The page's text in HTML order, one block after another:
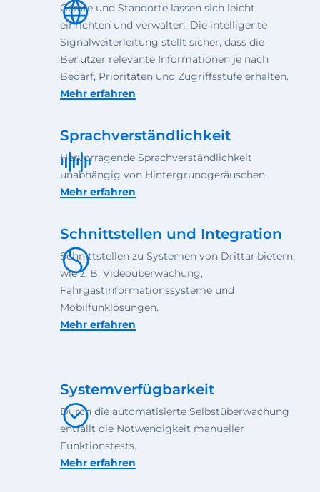
Geräte und Standorte lassen sich leicht
einrichten und verwalten. Die intelligente
Signalweiterleitung stellt sicher, dass die
Benutzer relevante Informationen je nach
Bedarf, Prioritäten und Zugriffsstufe erhalten.
Mehr erfahren
Sprachverständlichkeit
Hervorragende Sprachverständlichkeit
unabhängig von Hintergrundgeräuschen.
Mehr erfahren
Schnittstellen und Integration
Schnittstellen zu Systemen von Drittanbietern,
wie z. B. Videoüberwachung,
Fahrgastinformationssysteme und
Mobilfunklösungen.
Mehr erfahren
Systemverfügbarkeit
Durch die automatisierte Selbstüberwachung
entfällt die Notwendigkeit manueller
Funktionstests.
Mehr erfahren